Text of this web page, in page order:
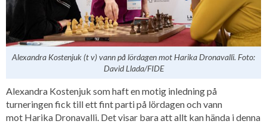
Alexandra Kostenjuk (t v) vann på lördagen mot Harika Dronavalli. Foto:
David Llada/FIDE
Alexandra Kostenjuk som haft en motig inledning på
turneringen fick till ett fint parti på lördagen och vann
mot Harika Dronavalli. Det visar bara att allt kan hända i denna